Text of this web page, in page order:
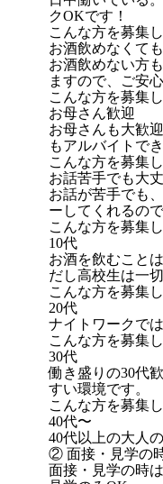
クOKです！
こんな方を募集
お酒飲めなくて
お酒飲めない方
ますので、ご安心
こんな方を募集
お母さん歓迎
お母さんも大歓
もアルバイトでき
こんな方を募集
お話苦手でも大
お話が苦手でも
ーしてくれるの
こんな方を募集
10代
お酒を飲むこと
だし高校生は一
こんな方を募集
20代
ナイトワークで
こんな方を募集
30代
働き盛りの30代
すい環境です。
こんな方を募集
40代〜
40代以上の大人
② 面接・見学の
面接・見学の時